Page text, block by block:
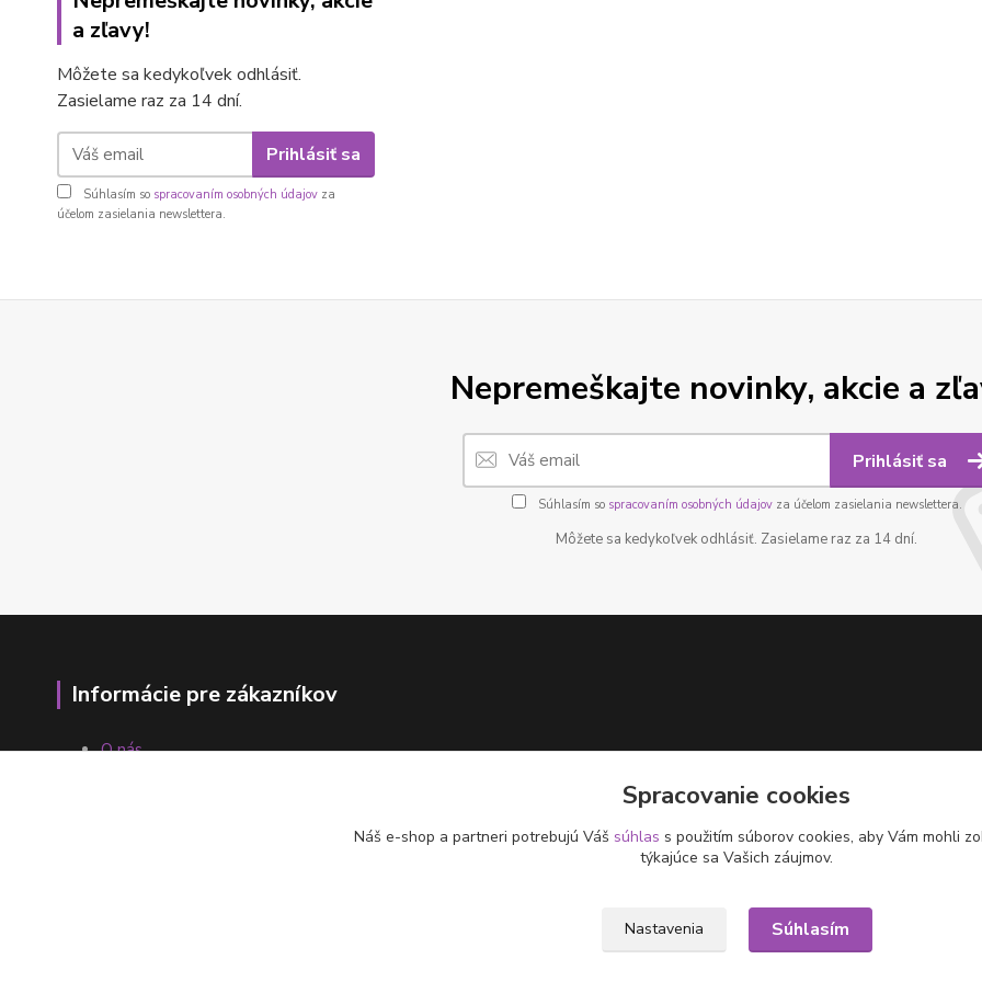
a zľavy!
Môžete sa kedykoľvek odhlásiť.
Zasielame raz za 14 dní.
Prihlásiť sa
Súhlasím so spracovaním osobných údajov za
účelom zasielania newslettera.
Nepremeškajte novinky, akcie a
Prihlásiť sa
Súhlasím so spracovaním osobných údajovza účelom zasielania newslettera.
Môžete sa kedykoľvek odhlásiť. Zasielame raz za 14 dní.
Informácie pre zákazníkov
O nás
Spracovanie cookies
Náš e-shop a partneri potrebujú Váš súhlas s použitím súborov cookies, aby Vám mohli
týkajúce sa Vašich záujmov.
Nastavenia Súhlasím